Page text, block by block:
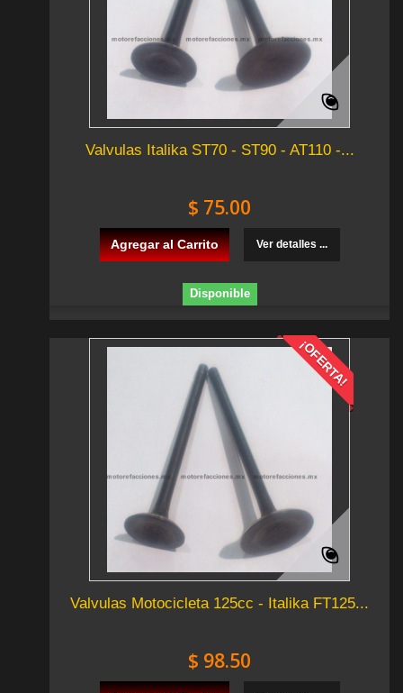
Valvulas Italika ST70 - ST90 - AT110 -...
$ 75.00
Agregar al Carrito Ver detalles ...
Disponible
¡OFERTA!
Valvulas Motocicleta 125cc - Italika FT125...
$ 98.50